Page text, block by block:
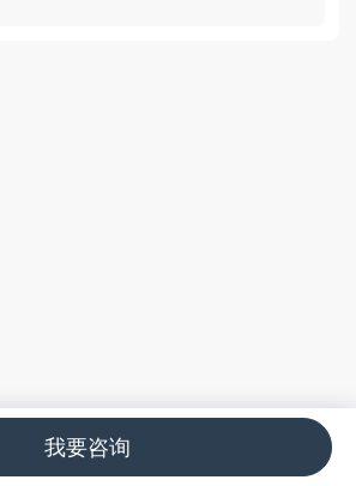
我要咨询